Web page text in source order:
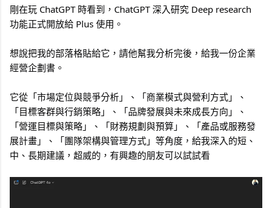
剛在玩 ChatGPT 時看到，ChatGPT 深入研究 Deep research
功能正式開放給 Plus 使用。
想說把我的部落格貼給它，請他幫我分析完後，給我一份企業
經營企劃書。
它從「市場定位與競爭分析」、「商業模式與營利方式」、
「目標客群與行銷策略」、「品牌發展與未來成長方向」、
「營運目標與策略」、「財務規劃與預算」、「產品或服務發
展計畫」、「團隊架構與管理方式」等角度，給我深入的短、
中、長期建議，超威的，有興趣的朋友可以試試看